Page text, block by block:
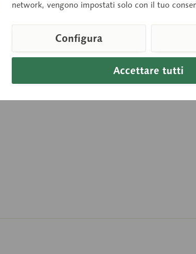
network, vengono impostati solo con il tuo
Accettare tutti
Configura